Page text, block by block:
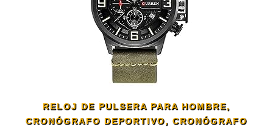
RELOJ DE PULSERA PARA HOMBRE,
CRONÓGRAFO DEPORTIVO, CRONÓGRAFO